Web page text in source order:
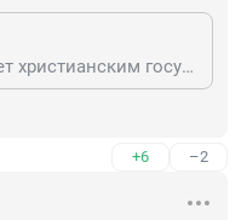
нужно и скоро Россия будет христианским государством. Остальные религии будут разрешены только на территории республик. Это для защиты большинства граждан РФ
+6 –2